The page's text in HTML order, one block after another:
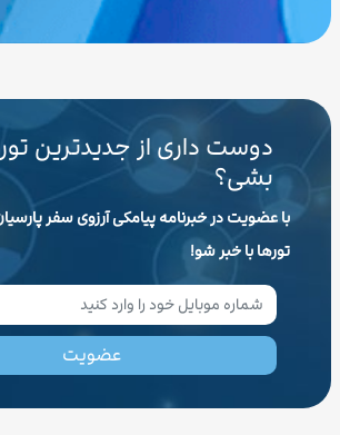
دوست داری از جدیدترین
بشی؟
با عضویت در خبرنامه پیامکی آرزوی سفر
تورها با خبر شو!
عضویت